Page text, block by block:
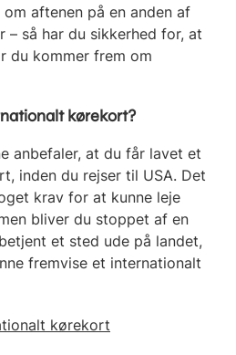
aftenen på en anden af
– så har du sikkerhed for, at
du kommer frem om
kørekort?
anbefaler, at du får lavet et
inden du rejser til USA. Det
krav for at kunne leje
bliver du stoppet af en
et sted ude på landet,
fremvise et internationalt
kørekort